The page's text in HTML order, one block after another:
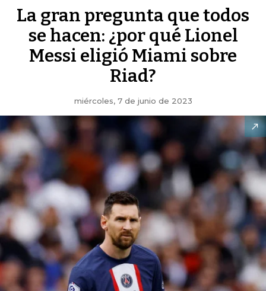
La gran pregunta que todos
se hacen: ¿por qué Lionel
Messi eligió Miami sobre
Riad?
miércoles, 7 de junio de 2023